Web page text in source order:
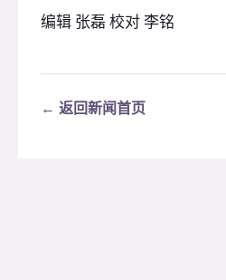
编辑 张磊 校对 李铭
← 返回新闻首页